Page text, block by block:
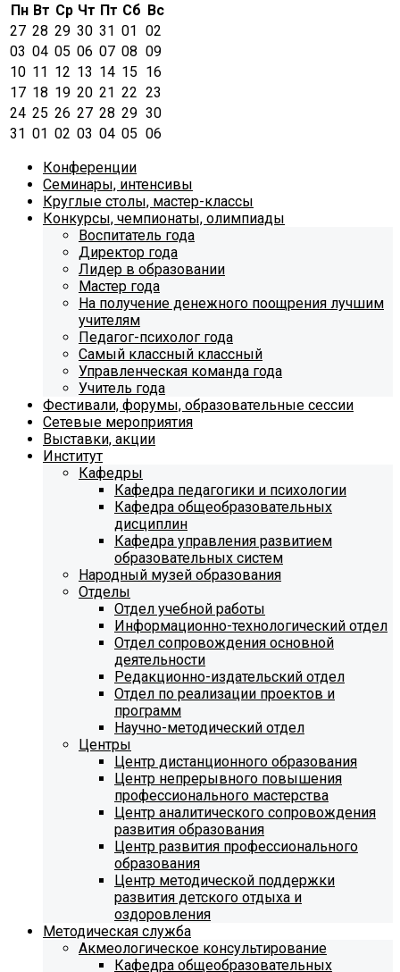
Пн Вт Ср Чт Пт Сб Вс
27 28 29 30 31 01 02
03 04 05 06 07 08 09
10 11 12 13 14 15 16
17 18 19 20 21 22 23
24 25 26 27 28 29 30
31 01 02 03 04 05 06
Конференции
Семинары, интенсивы
Круглые столы, мастер-классы
Конкурсы, чемпионаты, олимпиады
Воспитатель года
Директор года
Лидер в образовании
Мастер года
На получение денежного поощрения лучшим
учителям
Педагог-психолог года
Самый классный классный
Управленческая команда года
Учитель года
Фестивали, форумы, образовательные сессии
Сетевые мероприятия
Выставки, акции
Институт
Кафедры
Кафедра педагогики и психологии
Кафедра общеобразовательных
дисциплин
Кафедра управления развитием
образовательных систем
Народный музей образования
Отделы
Отдел учебной работы
Информационно-технологический отдел
Отдел сопровождения основной
деятельности
Редакционно-издательский отдел
Отдел по реализации проектов и
программ
Научно-методический отдел
Центры
Центр дистанционного образования
Центр непрерывного повышения
профессионального мастерства
Центр аналитического сопровождения
развития образования
Центр развития профессионального
образования
Центр методической поддержки
развития детского отдыха и
оздоровления
Методическая служба
Акмеологическое консультирование
Кафедра общеобразовательных